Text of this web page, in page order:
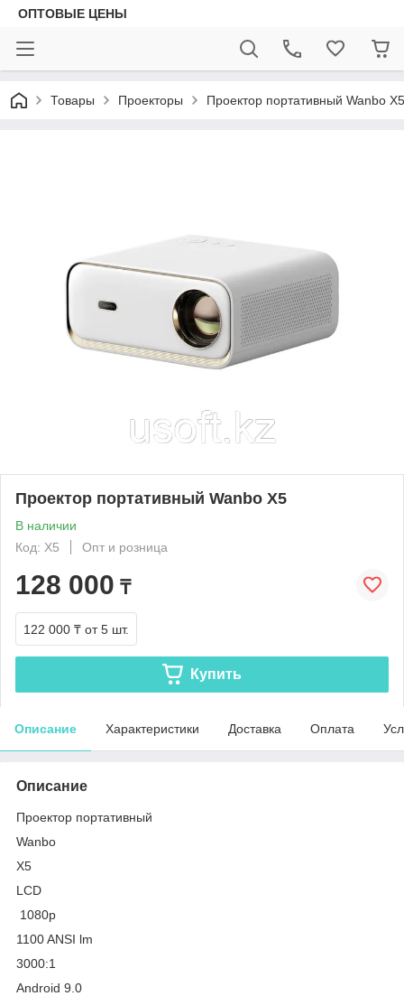
ОПТОВЫЕ ЦЕНЫ
Товары Проекторы Проектор портативный Wanbo X5
Проектор портативный Wanbo X5
В наличии
Код: X5
Опт и розница
128 000 ₸
122 000 ₸ от 5 шт.
Купить
Описание Характеристики Доставка Оплата
Описание
Проектор портативный
Wanbo
X5
LCD
1080p
1100 ANSI lm
3000:1
Android 9.0